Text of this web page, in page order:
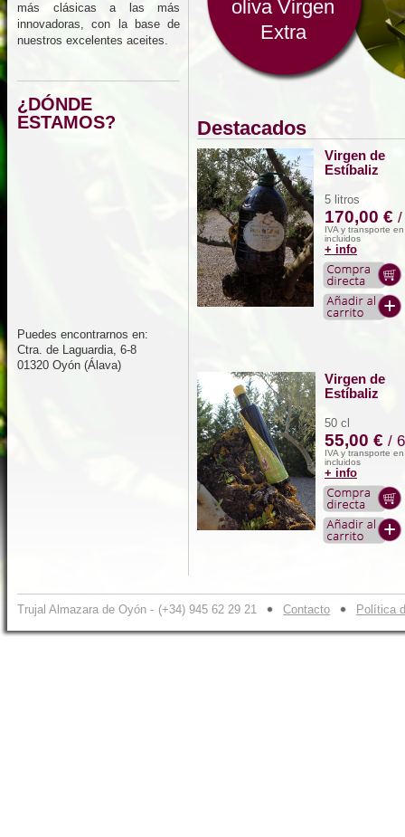
más clásicas a las más
innovadoras, con la base de
nuestros excelentes aceites.
¿DÓNDE
ESTAMOS?
Puedes encontrarnos en:
Ctra. de Laguardia, 6-8
01320 Oyón (Álava)
oliva Virgen
Extra
Destacados
Virgen de
Estíbaliz
5 litros
170,00 € /
IVA y transporte
incluidos
+ info
Virgen de
Estíbaliz
50 cl
55,00 € /
IVA y transporte
incluidos
+ info
Trujal Almazara de Oyón - (+34) 945 62 29 21 Contacto Política